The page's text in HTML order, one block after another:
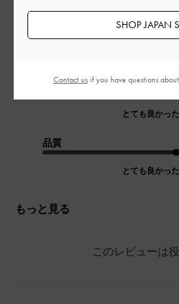
子柄のデザインが可愛く、どんなフ
ます。
デザイン
とても良かった
品質
とても良かった
もっと見る
このレビューは
SHOP JAPAN
Contact usif you have questions